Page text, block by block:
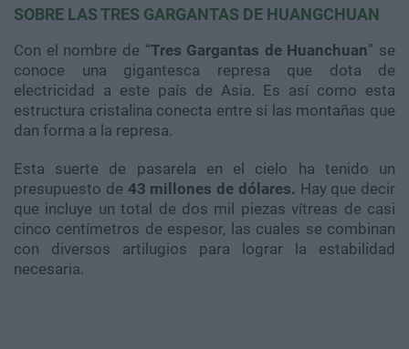
SOBRE LAS TRES GARGANTAS DE HUANGCHUAN
Con el nombre de “Tres Gargantas de Huanchuan” se
conoce una gigantesca represa que dota de
electricidad a este país de Asia. Es así como esta
estructura cristalina conecta entre sí las montañas que
dan forma a la represa.
Esta suerte de pasarela en el cielo ha tenido un
presupuesto de 43 millones de dólares. Hay que decir
que incluye un total de dos mil piezas vítreas de casi
cinco centímetros de espesor, las cuales se combinan
con diversos artilugios para lograr la estabilidad
necesaria.